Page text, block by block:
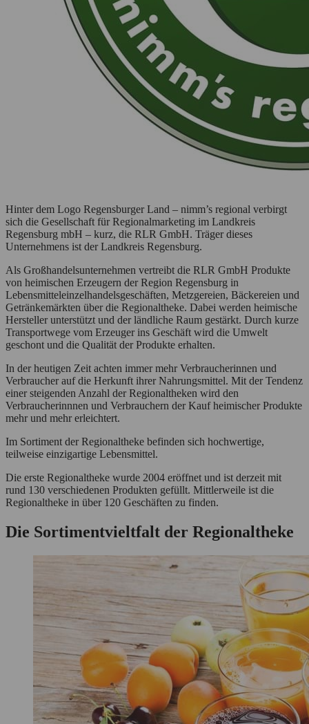
Hinter dem Logo Regensburger Land – nimm’s regional verbirgt
sich die Gesellschaft für Regionalmarketing im Landkreis
Regensburg mbH – kurz, die RLR GmbH. Träger dieses
Unternehmens ist der Landkreis Regensburg.
Als Großhandelsunternehmen vertreibt die RLR GmbH Produkte
von heimischen Erzeugern der Region Regensburg in
Lebensmitteleinzelhandelsgeschäften, Metzgereien, Bäckereien und
Getränkemärkten über die Regionaltheke. Dabei werden heimische
Hersteller unterstützt und der ländliche Raum gestärkt. Durch kurze
Transportwege vom Erzeuger ins Geschäft wird die Umwelt
geschont und die Qualität der Produkte erhalten.
In der heutigen Zeit achten immer mehr Verbraucherinnen und
Verbraucher auf die Herkunft ihrer Nahrungsmittel. Mit der Tendenz
einer steigenden Anzahl der Regionaltheken wird den
Verbraucherinnnen und Verbrauchern der Kauf heimischer Produkte
mehr und mehr erleichtert.
Im Sortiment der Regionaltheke befinden sich hochwertige,
teilweise einzigartige Lebensmittel.
Die erste Regionaltheke wurde 2004 eröffnet und ist derzeit mit
rund 130 verschiedenen Produkten gefüllt. Mittlerweile ist die
Regionaltheke in über 120 Geschäften zu finden.
Die Sortimentvieltfalt der Regionaltheke